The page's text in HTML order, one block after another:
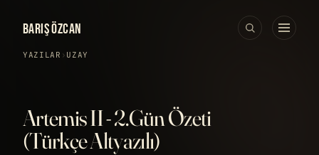
BARIŞ ÖZCAN
YAZILAR › UZAY
Artemis II - 2.Gün Özeti
(Türkçe Altyazılı)